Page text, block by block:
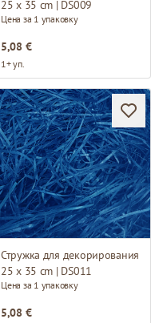
25 x 35 cm | DS009
Цена за 1 упаковку
5,08 €
1+ уп.
Стружка для декорирования
25 x 35 cm | DS011
Цена за 1 упаковку
5,08 €